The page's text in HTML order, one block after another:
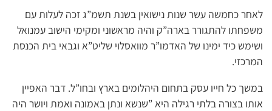
לאחר כחמשה עשר שנות נישואין בשנת תשמ”ג זכה לעלות עם
משפחתו להתגורר בארה”ק והיה מראשוני ומקימי הישוב עמנואל
ושימש כיד ימינו של האדמו”ר מוואסלוי שליט”א וגבאי בית הכנסת
המרכזי.
במשך כל חייו עסק בתחום היהלומים בארץ ובחו”ל. דבר האפיין
אותו בצורה בלתי רגילה היא ”שנשא ונתן באמונה ואמת ויושר היה